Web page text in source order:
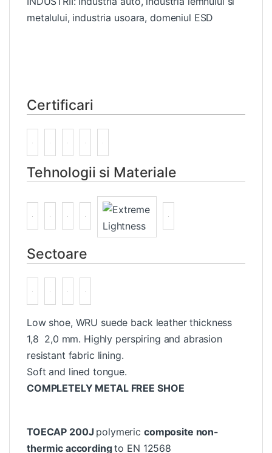
metalului, industria usoara, domeniul ESD
Certificari
Tehnologii si Materiale
Sectoare
Low shoe, WRU suede back leather thickness
1,8  2,0 mm. Highly perspiring and abrasion
resistant fabric lining.